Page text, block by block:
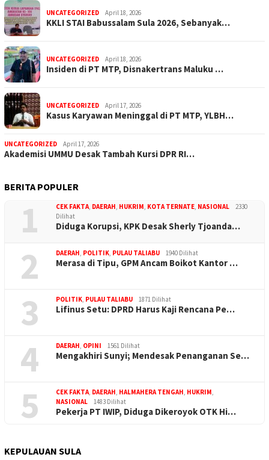
UNCATEGORIZED April 18, 2026
KKLI STAI Babussalam Sula 2026, Sebanyak…
UNCATEGORIZED April 18, 2026
Insiden di PT MTP, Disnakertrans Maluku …
UNCATEGORIZED April 17, 2026
Kasus Karyawan Meninggal di PT MTP, YLBH…
UNCATEGORIZED April 17, 2026
Akademisi UMMU Desak Tambah Kursi DPR RI…
BERITA POPULER
1 CEK FAKTA DAERAH HUKRIM KOTA TERNATE NASIONAL
2330
Dilihat
Diduga Korupsi, KPK Desak Sherly Tjoanda…
2 DAERAH POLITIK PULAU TALIABU 1940 Dilihat
Merasa di Tipu, GPM Ancam Boikot Kantor …
3 POLITIK PULAU TALIABU 1871 Dilihat
Lifinus Setu: DPRD Harus Kaji Rencana Pe…
4 DAERAH OPINI 1561 Dilihat
Mengakhiri Sunyi; Mendesak Penanganan Se…
5 CEK FAKTA DAERAH HALMAHERA TENGAH HUKRIM
NASIONAL
1483 Dilihat
Pekerja PT IWIP, Diduga Dikeroyok OTK Hi…
KEPULAUAN SULA